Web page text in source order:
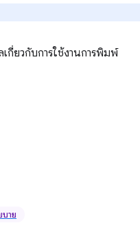
กี่ยวกับการใช้งานการพิมพ์
บาย